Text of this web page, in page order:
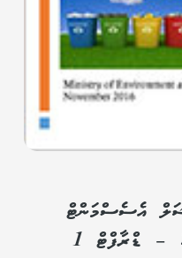
އެސެސްމަންޓް
ޑްރާފްޓް 1